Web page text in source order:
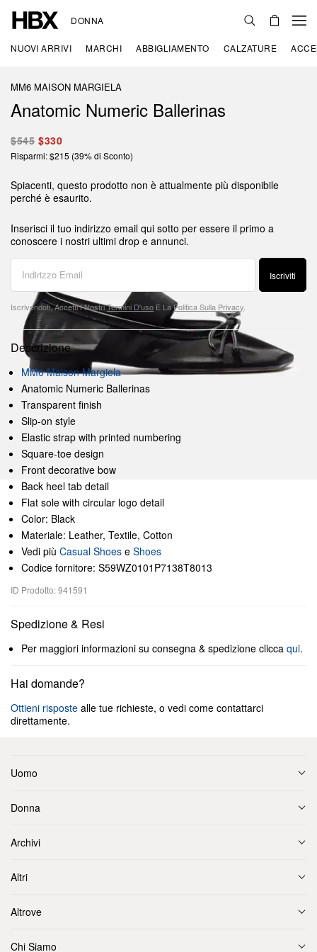
DONNA
NUOVI ARRIVI MARCHI ABBIGLIAMENTO CALZATURE
MM6 MAISON MARGIELA
Anatomic Numeric Ballerinas
$545 $330
Risparmi: $215 (39% di Sconto)
Spiacenti, questo prodotto non è attualmente più disponibile
perché è esaurito.
Inserisci il tuo indirizzo email qui sotto per essere il primo a
conoscere i nostri ultimi drop e annunci.
Iscriviti
Iscrivendoti, Accetti I NostriTermini D'uso E LaPolitica Sulla Privacy
Descrizione
MM6 Maison Margiela
Anatomic Numeric Ballerinas
Transparent finish
Slip-on style
Elastic strap with printed numbering
Square-toe design
Front decorative bow
Back heel tab detail
Flat sole with circular logo detail
Color: Black
Materiale: Leather, Textile, Cotton
Vedi più Casual Shoes e Shoes
Codice fornitore: S59WZ0101P7138T8013
ID Prodotto: 941591
Spedizione & Resi
Per maggiori informazioni su consegna & spedizione clicca qui.
Hai domande?
Ottieni risposte alle tue richieste, o vedi come contattarci
direttamente.
Uomo
Donna
Archivi
Altri
Altrove
Chi Siamo